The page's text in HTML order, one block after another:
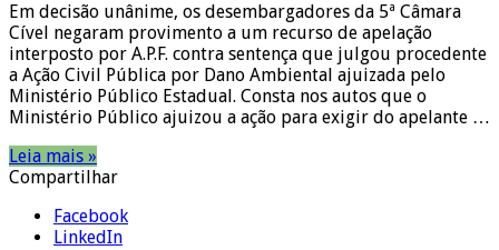
Em decisão unânime, os desembargadores da 5ª Câmara
Cível negaram provimento a um recurso de apelação
interposto por A.P.F. contra sentença que julgou procedente
a Ação Civil Pública por Dano Ambiental ajuizada pelo
Ministério Público Estadual. Consta nos autos que o
Ministério Público ajuizou a ação para exigir do apelante …
Leia mais »
Compartilhar
Facebook
LinkedIn